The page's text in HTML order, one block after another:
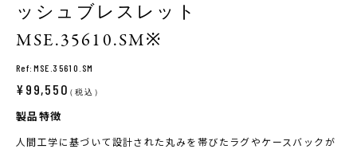
ッシュブレスレット
MSE.35610.SM※
Ref:MSE.35610.SM
¥99,550（税込）
製品特徴
人間工学に基づいて設計された丸みを帯びたラグやケースバックが